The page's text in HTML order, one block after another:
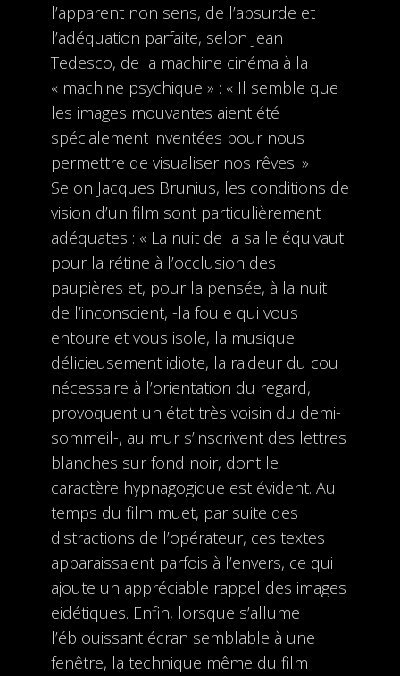
l’apparent non sens, de l’absurde et
l’adéquation parfaite, selon Jean
Tedesco, de la machine cinéma à la
« machine psychique » : « Il semble que
les images mouvantes aient été
spécialement inventées pour nous
permettre de visualiser nos rêves. »
Selon Jacques Brunius, les conditions de
vision d’un film sont particulièrement
adéquates : « La nuit de la salle équivaut
pour la rétine à l’occlusion des
paupières et, pour la pensée, à la nuit
de l’inconscient, -la foule qui vous
entoure et vous isole, la musique
délicieusement idiote, la raideur du cou
nécessaire à l’orientation du regard,
provoquent un état très voisin du demi-
sommeil-, au mur s’inscrivent des lettres
blanches sur fond noir, dont le
caractère hypnagogique est évident. Au
temps du film muet, par suite des
distractions de l’opérateur, ces textes
apparaissaient parfois à l’envers, ce qui
ajoute un appréciable rappel des images
eidétiques. Enfin, lorsque s’allume
l’éblouissant écran semblable à une
fenêtre, la technique même du film